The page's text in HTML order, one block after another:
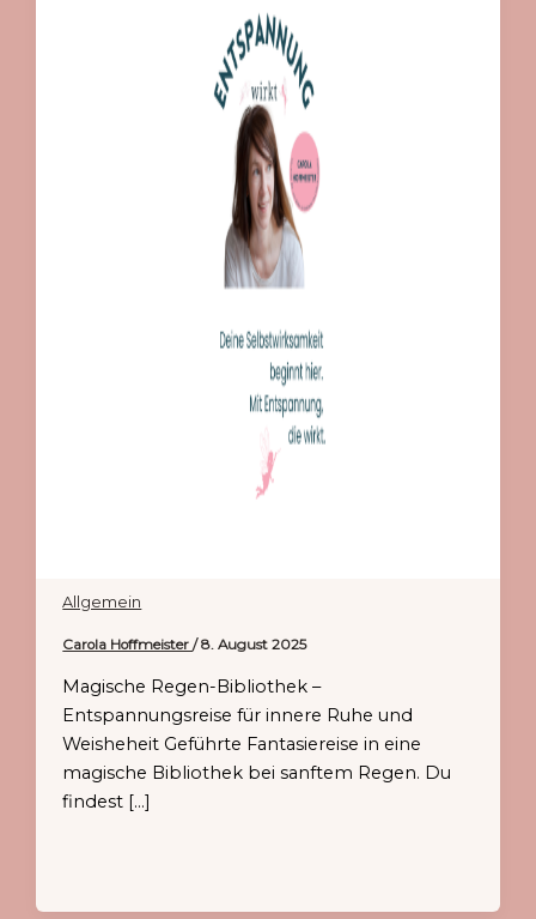
Allgemein
Carola Hoffmeister/8. August 2025
Magische Regen-Bibliothek –
Entspannungsreise für innere Ruhe und
Weisheheit Geführte Fantasiereise in eine
magische Bibliothek bei sanftem Regen. Du
findest […]